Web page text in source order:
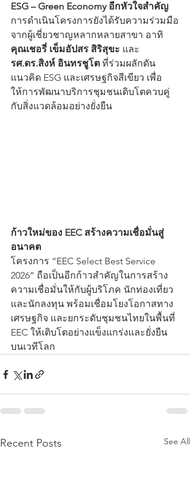
ESG – Green Economy อีกหัวใจสำคัญ
การดำเนินโครงการยังได้รับความร่วมมือ
จากผู้เชี่ยวชาญหลากหลายสาขา อาทิ
คุณเชอรี่ เข็มอัปสร สิริสุขะ และ
รศ.ดร.สิงห์ อินทรชูโต ที่ร่วมผลักดัน
แนวคิด ESG และเศรษฐกิจสีเขียว เพื่อ
ให้การพัฒนาบริการชุมชนเติบโตควบคู่
กับสิ่งแวดล้อมอย่างยั่งยืน
ก้าวใหม่ของ EEC สร้างความเชื่อมั่นสู่
อนาคต
โครงการ “EEC Select Best Service
2026” ถือเป็นอีกก้าวสำคัญในการสร้าง
ความเชื่อมั่นให้กับผู้บริโภค นักท่องเที่ยว
และนักลงทุน พร้อมเชื่อมโยงโอกาสทาง
เศรษฐกิจ และยกระดับชุมชนไทยในพื้นที่
EEC ให้เติบโตอย่างแข็งแกร่งและยั่งยืน
บนเวทีโลก
Recent Posts See All